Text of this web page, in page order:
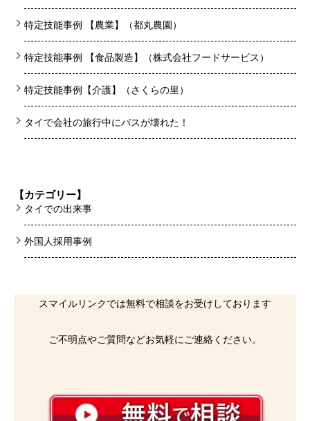
特定技能事例 【農業】（都丸農園）
特定技能事例 【食品製造】（株式会社フードサービス）
特定技能事例【介護】（さくらの里）
タイで会社の旅行中にバスが壊れた！
【カテゴリー】
タイでの出来事
外国人採用事例
スマイルリンクでは無料で相談をお受けしております
ご不明点やご質問などお気軽にご連絡ください。